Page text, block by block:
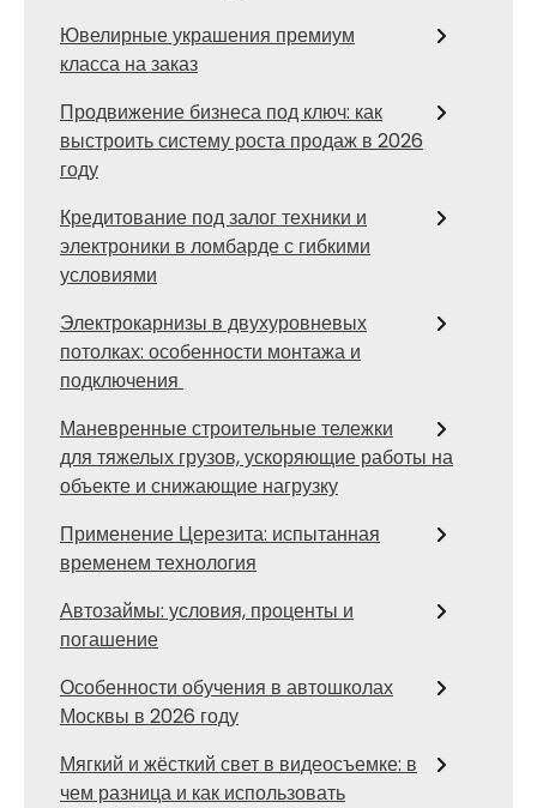
Ювелирные украшения премиум
класса на заказ
Продвижение бизнеса под ключ: как
выстроить систему роста продаж в 2026
году
Кредитование под залог техники и
электроники в ломбарде с гибкими
условиями
Электрокарнизы в двухуровневых
потолках: особенности монтажа и
подключения
Маневренные строительные тележки
для тяжелых грузов, ускоряющие работы на
объекте и снижающие нагрузку
Применение Церезита: испытанная
временем технология
Автозаймы: условия, проценты и
погашение
Особенности обучения в автошколах
Москвы в 2026 году
Мягкий и жёсткий свет в видеосъемке: в
чем разница и как использовать